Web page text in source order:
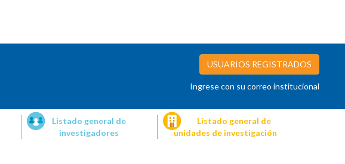
USUARIOS REGISTRADOS
Ingrese con su correo institucional
Listado general de
investigadores
Listado general de
unidades de investigación